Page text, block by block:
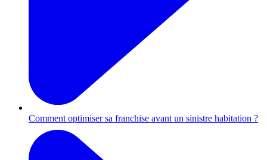
Comment optimiser sa franchise avant un sinistre habitation ?